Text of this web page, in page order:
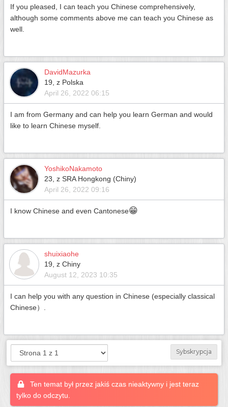
If you pleased, I can teach you Chinese comprehensively,
although some comments above me can teach you Chinese as
well.
DavidMazurka
19, z Polska
April 26, 2022 06:15
I am from Germany and can help you learn German and would
like to learn Chinese myself.
YoshikoNakamoto
23, z SRA Hongkong (Chiny)
April 26, 2022 09:16
I know Chinese and even Cantonese😁
shuixiaohe
19, z Chiny
August 12, 2023 10:35
I can help you with any question in Chinese (especially classical
Chinese）.
Sybskrypcja
Ten temat był przez jakiś czas nieaktywny i jest teraz
tylko do odczytu.